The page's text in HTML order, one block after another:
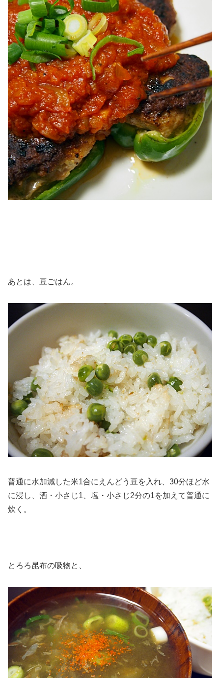
あとは、豆ごはん。
普通に水加減した米1合にえんどう豆を入れ、30分ほど水
に浸し、酒・小さじ1、塩・小さじ2分の1を加えて普通に
炊く。
とろろ昆布の吸物と、